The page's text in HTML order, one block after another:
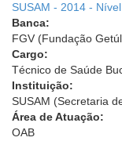
SUSAM - 2014 -
Banca:
FGV (Fundação
Cargo:
Técnico de Saúde
Instituição:
SUSAM (Secretaria
Área de Atuação:
OAB